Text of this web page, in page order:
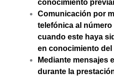
conocimiento
Comunicación por
telefónica al
cuando este haya
en conocimiento
Mediante mensajes
durante la